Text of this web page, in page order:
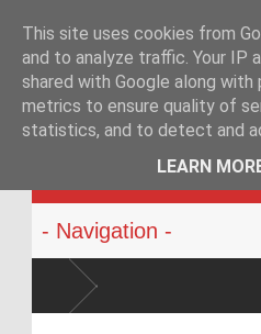
This site uses cookies from
and to analyze traffic. Your IP
shared with Google along
metrics to ensure quality of
statistics, and to detect and
LEARN